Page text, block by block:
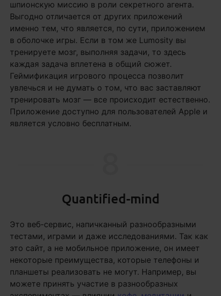
шпионскую миссию в роли секретного агента.
Выгодно отличается от других приложений
именно тем, что является, по сути, приложением
в оболочке игры. Если в том же Lumosity вы
тренируете мозг, выполняя задачи, то здесь
каждая задача вплетена в общий сюжет.
Геймификация игрового процесса позволит
увлечься и не думать о том, что вас заставляют
тренировать мозг — все происходит естественно.
Приложение доступно для пользователей Apple и
является условно бесплатным.
Quantified-mind
Это веб-сервис, напичканный разнообразными
тестами, играми и даже исследованиями. Так как
это сайт, а не мобильное приложение, он имеет
некоторые преимущества, которые телефоны и
планшеты реализовать не могут. Например, вы
можете принять участие в разнообразных